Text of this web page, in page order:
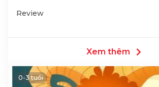
Review
Xem thêm
0-3 tuổi